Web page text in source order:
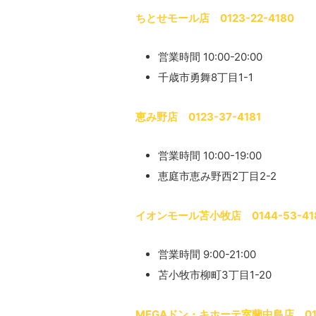
ちとせモール店 0123-22-4180
営業時間 10:00-20:00
千歳市勇舞8丁目1-1
恵み野店 0123-37-4181
営業時間 10:00-19:00
恵庭市恵み野西2丁目2-2
イオンモール苫小牧店 0144-53-
営業時間 9:00-21:00
苫小牧市柳町3丁目1-20